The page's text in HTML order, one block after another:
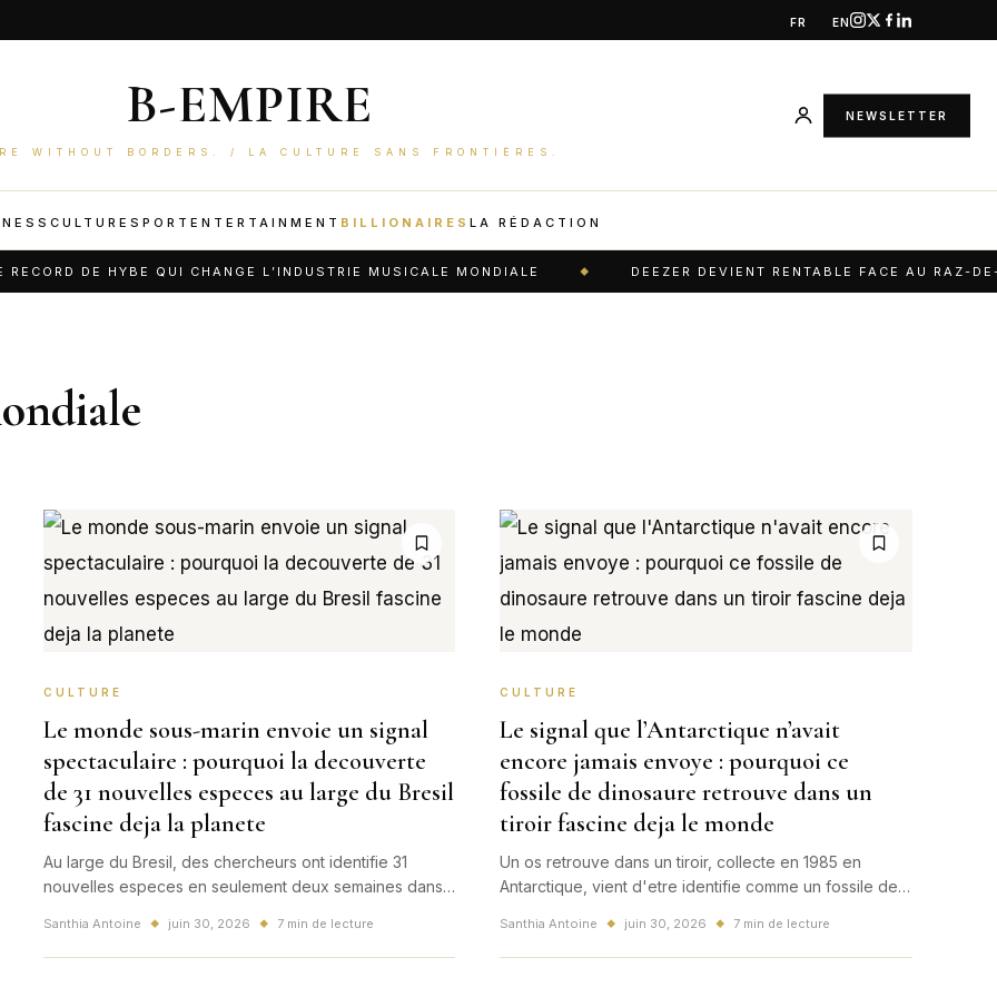
FR EN
B-EMPIRE
WITHOUT BORDERS. / LA CULTURE SANS FRONTIÈRES.
NEWSLETTER
CULTURE SPORT ENTERTAINMENT BILLIONAIRES LA RÉDACTION
DE HYBE QUI CHANGE L’INDUSTRIE MUSICALE MONDIALE DEEZER DEVIENT RENTABLE FACE AU RAZ-DE-
CULTURE
Le monde sous-marin envoie un signal
spectaculaire : pourquoi la decouverte
de 31 nouvelles especes au large du Bresil
fascine deja la planete
Au large du Bresil, des chercheurs ont identifie 31
nouvelles especes en seulement deux semaines dans
decouverte mondiale, visuelle et strategique pour la
science des oceans.
Santhia Antoine ◆ juin 30, 2026 ◆ 7 min de lecture
CULTURE
Le signal que l’Antarctique n’avait
encore jamais envoye : pourquoi ce
fossile de dinosaure retrouve dans un
tiroir fascine deja le monde
Un os retrouve dans un tiroir, collecte en 1985 en
Antarctique, vient d'etre identifie comme un fossile de
relance l'histoire des dinosaures au bout du monde.
Santhia Antoine ◆ juin 30, 2026 ◆ 7 min de lecture